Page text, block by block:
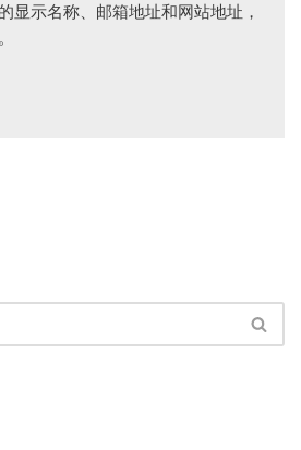
显示名称、邮箱地址和网站地址，